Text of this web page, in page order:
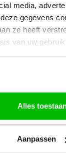
media,
gegevens
ze heeft
van uw
Alles
Aanpassen